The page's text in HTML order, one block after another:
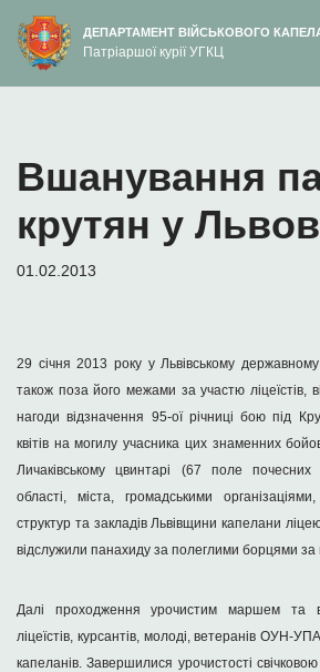
вмісту
Перейти
до
ДЕПАРТАМЕНТ ВІЙСЬКОВОГО
Патріаршої курії УГКЦ
Вшанування
крутян у
01.02.2013
29 січня 2013 року у Львівському державному
також поза його межами за участю ліцеїстів,
нагоди відзначення 95-ої річниці бою під
квітів на могилу учасника цих знаменних
Личаківському цвинтарі (67 поле почесних
області, міста, громадськими
структур та закладів Львівщини капелани
відслужили панахиду за полеглими борцями за
Далі проходження урочистим маршем та
ліцеїстів, курсантів, молоді, ветеранів ОУН-
капеланів. Завершилися урочистості свічковою